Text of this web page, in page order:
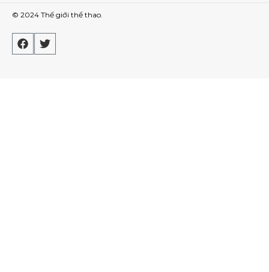
© 2024 Thế giới thể thao.